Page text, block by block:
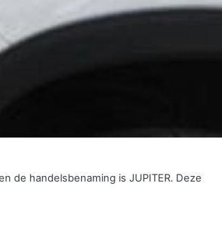
de handelsbenaming is JUPITER. Deze